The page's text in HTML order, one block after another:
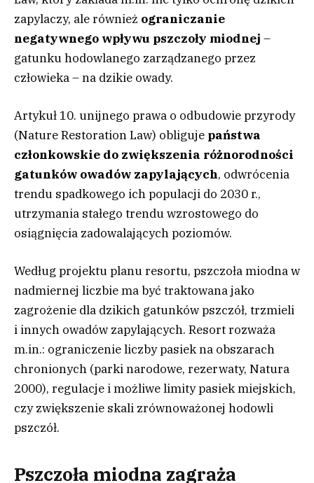
zapylaczy, ale również ograniczanie
negatywnego wpływu pszczoły miodnej –
gatunku hodowlanego zarządzanego przez
człowieka – na dzikie owady.
Artykuł 10. unijnego prawa o odbudowie przyrody
(Nature Restoration Law) obliguje państwa
członkowskie do zwiększenia różnorodności
gatunków owadów zapylających, odwrócenia
trendu spadkowego ich populacji do 2030 r.,
utrzymania stałego trendu wzrostowego do
osiągnięcia zadowalających poziomów.
Według projektu planu resortu, pszczoła miodna w
nadmiernej liczbie ma być traktowana jako
zagrożenie dla dzikich gatunków pszczół, trzmieli
i innych owadów zapylających. Resort rozważa
m.in.: ograniczenie liczby pasiek na obszarach
chronionych (parki narodowe, rezerwaty, Natura
2000), regulacje i możliwe limity pasiek miejskich,
czy zwiększenie skali zrównoważonej hodowli
pszczół.
Pszczoła miodna zagraża